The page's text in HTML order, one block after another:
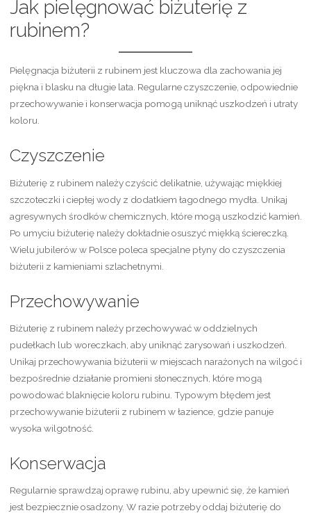
Jak pielęgnować biżuterię z
rubinem?
Pielęgnacja biżuterii z rubinem jest kluczowa dla zachowania jej
piękna i blasku na długie lata. Regularne czyszczenie, odpowiednie
przechowywanie i konserwacja pomogą uniknąć uszkodzeń i utraty
koloru.
Czyszczenie
Biżuterię z rubinem należy czyścić delikatnie, używając miękkiej
szczoteczki i ciepłej wody z dodatkiem łagodnego mydła. Unikaj
agresywnych środków chemicznych, które mogą uszkodzić kamień.
Po umyciu biżuterię należy dokładnie osuszyć miękką ściereczką.
Wielu jubilerów w Polsce poleca specjalne płyny do czyszczenia
biżuterii z kamieniami szlachetnymi.
Przechowywanie
Biżuterię z rubinem należy przechowywać w oddzielnych
pudełkach lub woreczkach, aby uniknąć zarysowań i uszkodzeń.
Unikaj przechowywania biżuterii w miejscach narażonych na wilgoć i
bezpośrednie działanie promieni słonecznych, które mogą
powodować blaknięcie koloru rubinu. Typowym błędem jest
przechowywanie biżuterii z rubinem w łazience, gdzie panuje
wysoka wilgotność.
Konserwacja
Regularnie sprawdzaj oprawę rubinu, aby upewnić się, że kamień
jest bezpiecznie osadzony. W razie potrzeby oddaj biżuterię do